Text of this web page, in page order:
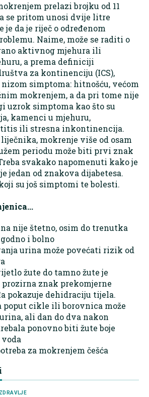
prelazi brojku od 11
se pritom unosi dvije litre
je da je riječ o određenom
Naime, može se raditi o
aktivnog mjehura ili
a prema definiciji
za kontinenciju (ICS),
simptoma: hitnošću, većom
mokrenjem, a da pri tome nije
uzrok simptoma kao što su
kamenci u mjehuru,
ili stresna inkontinencija.
mokrenje više od osam
periodu može biti prvi znak
svakako napomenuti kako je
jedan od znakova dijabetesa.
su još simptomi te bolesti.
nije štetno, osim do trenutka
i bolno
urina može povećati rizik od
žute do tamno žute je
prozirna znak prekomjerne
pokazuje dehidraciju tijela.
poput cikle ili borovnica može
ali dan do dva nakon
ponovno biti žute boje
za mokrenjem češća
ZDRAVLJE